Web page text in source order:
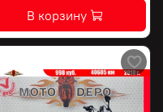
В корзину